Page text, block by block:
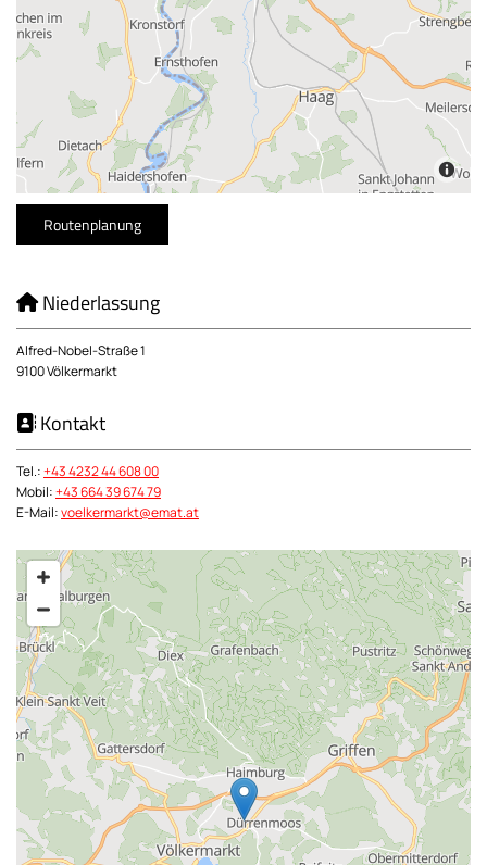
Routenplanung
Niederlassung
Alfred-Nobel-Straße 1
9100 Völkermarkt
 Kontakt
Tel.:+43 4232 44 608 00
Mobil:+43 664 39 674 79
E-Mail:voelkermarkt@emat.at